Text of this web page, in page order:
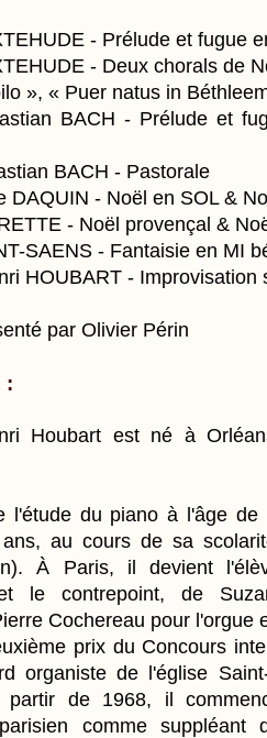
- Prélude et fugue
- Deux chorals de
», « Puer natus in
BACH - Prélude et
BACH - Pastorale
DAQUIN - Noël en SOL &
- Noël provençal &
SAENS - Fantaisie en MI
HOUBART - Improvisation
par Olivier Périn
:
Houbart est né à
l'étude du piano à l'âge
au cours de sa
À Paris, il devient
le contrepoint, de
Cochereau pour l'orgue
prix du Concours
organiste de l'église
partir de 1968, il
comme